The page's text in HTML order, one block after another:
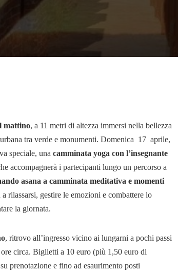
mattino, a 11 metri di altezza immersi nella bellezza
tra verde e monumenti. Domenica 17 aprile,
speciale, una camminata yoga con l’insegnante
accompagnerà i partecipanti lungo un percorso a
asana a camminata meditativa e momenti
rilassarsi, gestire le emozioni e combattere lo
la giornata.
, ritrovo all’ingresso vicino ai lungarni a pochi passi
circa. Biglietti a 10 euro (più 1,50 euro di
prenotazione e fino ad esaurimento posti